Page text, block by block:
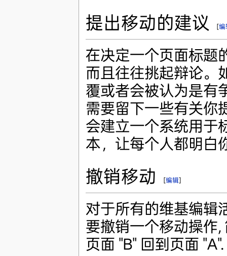
提出移动的建议 [编
在决定一个页面标题
而且往往挑起辩论。
覆或者会被认为是有
需要留下一些有关你
会建立一个系统用于
本，让每个人都明白
撤销移动 [编辑]
对于所有的维基编辑
要撤销一个移动操作
页面 "B" 回到页面 "A".